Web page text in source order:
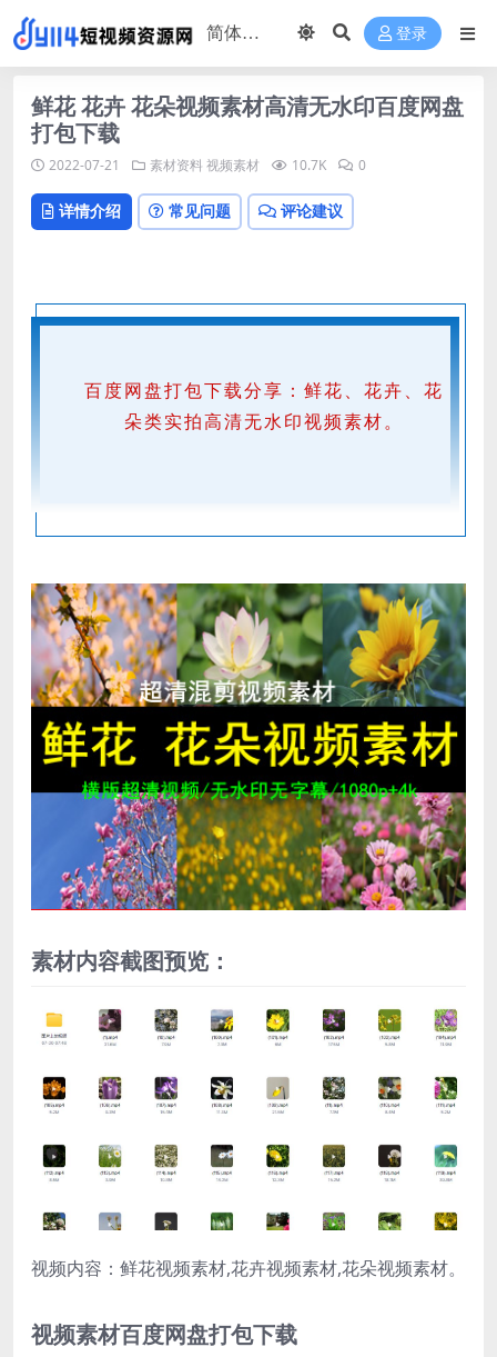
登录
鲜花 花卉 花朵视频素材高清无水印百度网盘
打包下载
2022-07-21 素材资料 视频素材 10.7K 0
详情介绍 常见问题 评论建议
百度网盘打包下载分享：鲜花、花卉、花
朵类实拍高清无水印视频素材。
素材内容截图预览：
视频内容：鲜花视频素材,花卉视频素材,花朵视频素材。
视频素材百度网盘打包下载